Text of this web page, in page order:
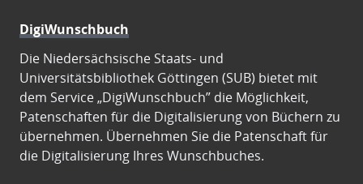
DigiWunschbuch
Die Niedersächsische Staats- und
Universitätsbibliothek Göttingen (SUB) bietet mit
dem Service „DigiWunschbuch” die Möglichkeit,
Patenschaften für die Digitalisierung von Büchern zu
übernehmen. Übernehmen Sie die Patenschaft für
die Digitalisierung Ihres Wunschbuches.